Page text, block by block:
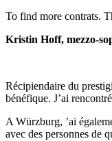
To find more contrats.
Kristin Hoff, mezzo-
Récipiendaire du
bénéfique. J’ai
A Würzburg, ’ai
avec des personnes de